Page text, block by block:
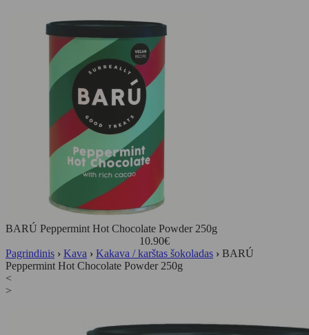
BARÚ Peppermint Hot Chocolate Powder 250g
10.90€
Pagrindinis › Kava › Kakava / karštas šokoladas › BARÚ
Peppermint Hot Chocolate Powder 250g
<
>